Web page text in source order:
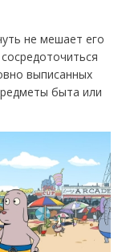
не мешает его
выписанных
быта или